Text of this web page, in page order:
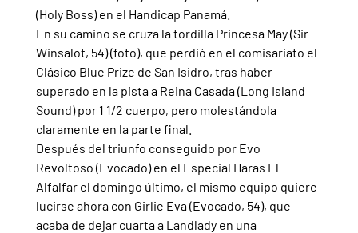
(Holy Boss) en el Handicap Panamá.
En su camino se cruza la tordilla Princesa May (Sir
Winsalot, 54) (foto), que perdió en el comisariato el
Clásico Blue Prize de San Isidro, tras haber
superado en la pista a Reina Casada (Long Island
Sound) por 1 1/2 cuerpo, pero molestándola
claramente en la parte final.
Después del triunfo conseguido por Evo
Revoltoso (Evocado) en el Especial Haras El
Alfalfar el domingo último, el mismo equipo quiere
lucirse ahora con Girlie Eva (Evocado, 54), que
acaba de dejar cuarta a Landlady en una